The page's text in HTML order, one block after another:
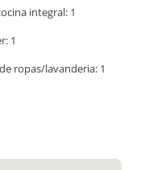
integral: 1
1
ropas/lavanderia: 1